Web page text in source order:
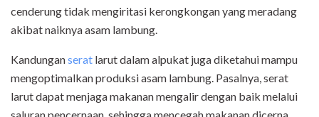
cenderung tidak mengiritasi kerongkongan yang meradang
akibat naiknya asam lambung.
Kandunganserat larut dalam alpukat juga diketahui mampu
mengoptimalkan produksi asam lambung. Pasalnya, serat
larut dapat menjaga makanan mengalir dengan baik melalui